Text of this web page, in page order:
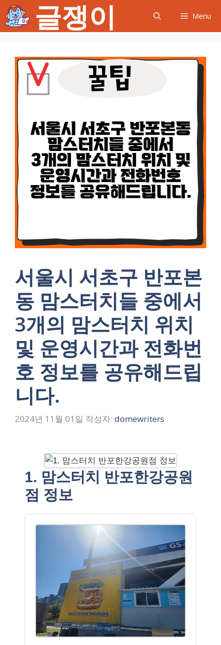
텐
츠
글쟁이 Menu
서울시 서초구 반포본
동 맘스터치들 중에서
3개의 맘스터치 위치
및 운영시간과 전화번
호 정보를 공유해드립
니다.
2024년 11월 01일 작성자: domewriters
1. 맘스터치 반포한강공원
점 정보